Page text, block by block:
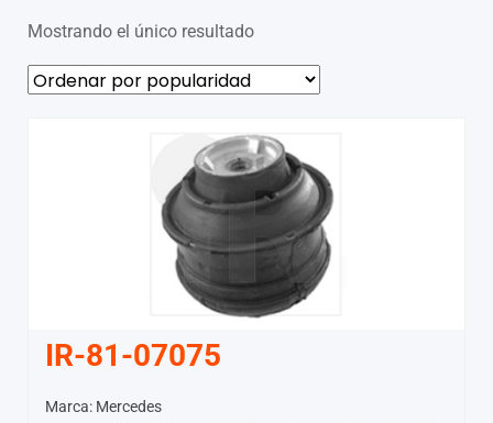
Mostrando el único resultado
IR-81-07075
Marca: Mercedes